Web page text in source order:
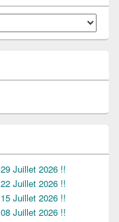
Juillet 2026 !!
Juillet 2026 !!
Juillet 2026 !!
Juillet 2026 !!